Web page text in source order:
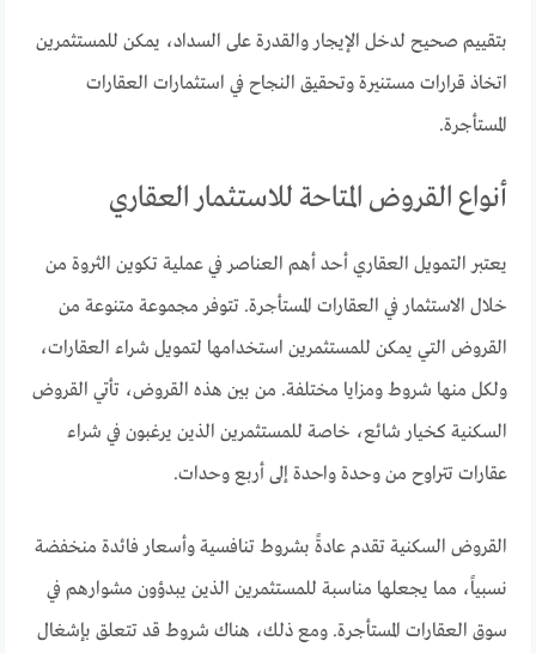
بتقييم صحيح لدخل الإيجار والقدرة على السداد، يمكن للمستثمرين
اتخاذ قرارات مستنيرة وتحقيق النجاح في استثمارات العقارات
المستأجرة.
أنواع القروض المتاحة للاستثمار العقاري
يعتبر التمويل العقاري أحد أهم العناصر في عملية تكوين الثروة من
خلال الاستثمار في العقارات المستأجرة. تتوفر مجموعة متنوعة من
القروض التي يمكن للمستثمرين استخدامها لتمويل شراء العقارات،
ولكل منها شروط ومزايا مختلفة. من بين هذه القروض، تأتي القروض
السكنية كخيار شائع، خاصة للمستثمرين الذين يرغبون في شراء
عقارات تتراوح من وحدة واحدة إلى أربع وحدات.
القروض السكنية تقدم عادةً بشروط تنافسية وأسعار فائدة منخفضة
نسبياً، مما يجعلها مناسبة للمستثمرين الذين يبدؤون مشوارهم في
سوق العقارات المستأجرة. ومع ذلك، هناك شروط قد تتعلق بإشغال